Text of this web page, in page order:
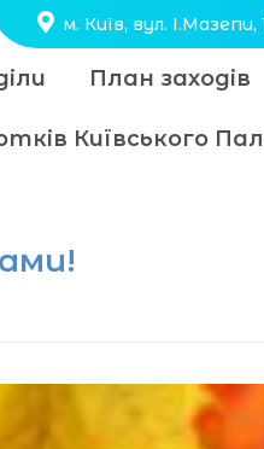
м. Київ, вул. І.Мазепи,
План заходів
Київського